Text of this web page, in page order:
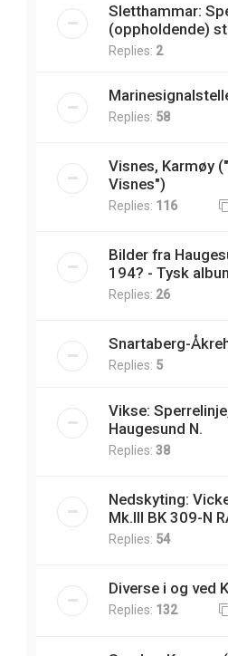
Sletthammar:
(oppholdende)
Replies: 2
Replies: 58
Visnes, Karmøy
Visnes")
Replies: 116
Bilder fra
194? - Tysk
Replies: 26
Snartaberg-
Replies: 5
Vikse:
Haugesund N.
Replies: 38
Nedskyting:
Mk.III BK 309-N
Replies: 54
Diverse i og ved
Replies: 132